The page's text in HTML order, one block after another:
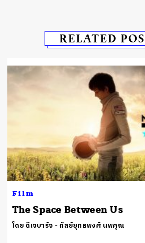
RELATED
Film
The Space Between Us
โดย ดีเจบาร์จ - กัลย์ยุทธพงศ์ นพคุณ